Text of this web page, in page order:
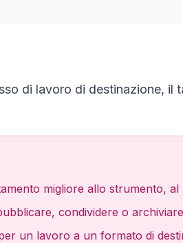
di lavoro di destinazione,
migliore allo strumento,
condividere o
un lavoro a un formato di